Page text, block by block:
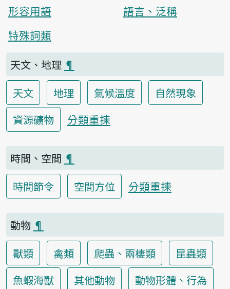
形容用語
語言、泛稱
特殊詞類
天文、地理 ¶
天文
地理 氣候溫度
自然現象
資源礦物
分類重揀
時間、空間 ¶
時間節令
空間方位 分類重揀
動物 ¶
獸類
禽類 爬蟲、兩棲類
昆蟲類
魚蝦海獸
其他動物 動物形體、行為